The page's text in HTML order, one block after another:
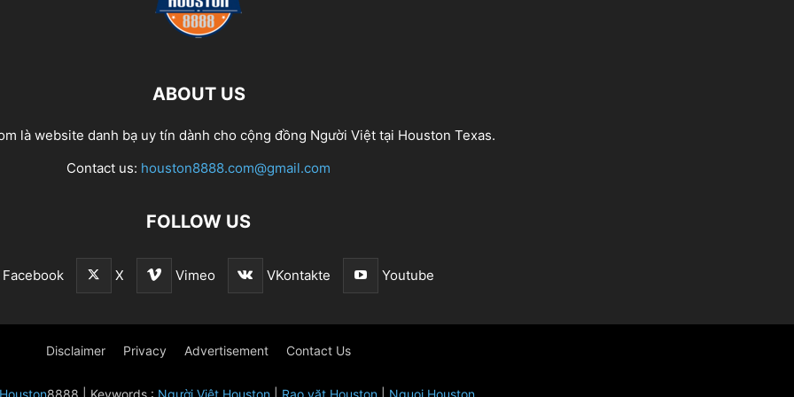
ABOUT US
là website danh bạ uy tín dành cho cộng đồng Người Việt tại Houston Texas.
Contact us: houston8888.com@gmail.com
FOLLOW US
Facebook X Vimeo VKontakte Youtube
Disclaimer Privacy Advertisement Contact Us
Houston8888 | Keywords : Người Việt Houston Rao vặt Houston Nguoi Houston